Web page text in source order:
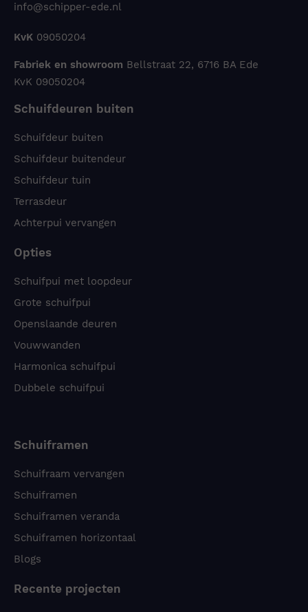
info@schipper-ede.nl
KvK 09050204
Fabriek en showroom Bellstraat 22, 6716 BA Ede
KvK 09050204
Schuifdeuren buiten
Schuifdeur buiten
Schuifdeur buitendeur
Schuifdeur tuin
Terrasdeur
Achterpui vervangen
Opties
Schuifpui met loopdeur
Grote schuifpui
Openslaande deuren
Vouwwanden
Harmonica schuifpui
Dubbele schuifpui
Schuiframen
Schuifraam vervangen
Schuiframen
Schuiframen veranda
Schuiframen horizontaal
Blogs
Recente projecten